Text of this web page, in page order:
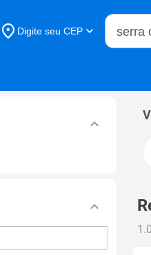
Digite seu CEP
Buscar